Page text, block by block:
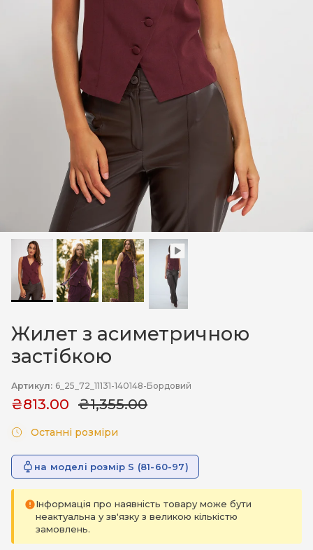
Жилет з асиметричною
застібкою
Артикул: 6_25_72_11131-140148-Бордовий
₴813.00 ₴1,355.00
Останні розміри
на моделі розмір S (81-60-97)
Інформація про наявність товару може бути
неактуальна у зв'язку з великою кількістю
замовлень.